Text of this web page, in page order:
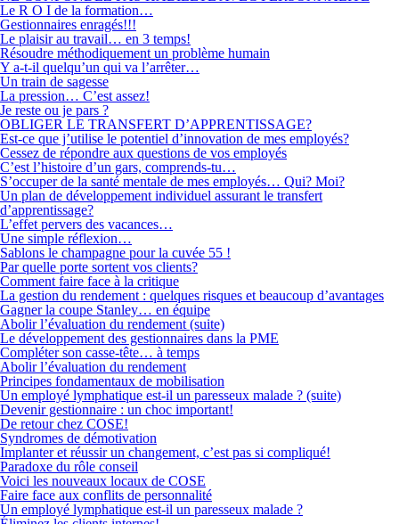
Le R O I de la formation…
Gestionnaires enragés!!!
Le plaisir au travail… en 3 temps!
Résoudre méthodiquement un problème humain
Y a-t-il quelqu’un qui va l’arrêter…
Un train de sagesse
La pression… C’est assez!
Je reste ou je pars ?
OBLIGER LE TRANSFERT D’APPRENTISSAGE?
Est-ce que j’utilise le potentiel d’innovation de mes employés?
Cessez de répondre aux questions de vos employés
C’est l’histoire d’un gars, comprends-tu…
S’occuper de la santé mentale de mes employés… Qui? Moi?
Un plan de développement individuel assurant le transfert
d’apprentissage?
L’effet pervers des vacances…
Une simple réflexion…
Sablons le champagne pour la cuvée 55 !
Par quelle porte sortent vos clients?
Comment faire face à la critique
La gestion du rendement : quelques risques et beaucoup d’avantages
Gagner la coupe Stanley… en équipe
Abolir l’évaluation du rendement (suite)
Le développement des gestionnaires dans la PME
Compléter son casse-tête… à temps
Abolir l’évaluation du rendement
Principes fondamentaux de mobilisation
Un employé lymphatique est-il un paresseux malade ? (suite)
Devenir gestionnaire : un choc important!
De retour chez COSE!
Syndromes de démotivation
Implanter et réussir un changement, c’est pas si compliqué!
Paradoxe du rôle conseil
Voici les nouveaux locaux de COSE
Faire face aux conflits de personnalité
Un employé lymphatique est-il un paresseux malade ?